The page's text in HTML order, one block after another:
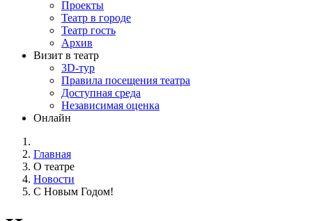
Проекты
Театр в городе
Театр гость
Архив
Визит в театр
3D-тур
Правила посещения театра
Доступная среда
Независимая оценка
Онлайн
Главная
О театре
Новости
С Новым Годом!